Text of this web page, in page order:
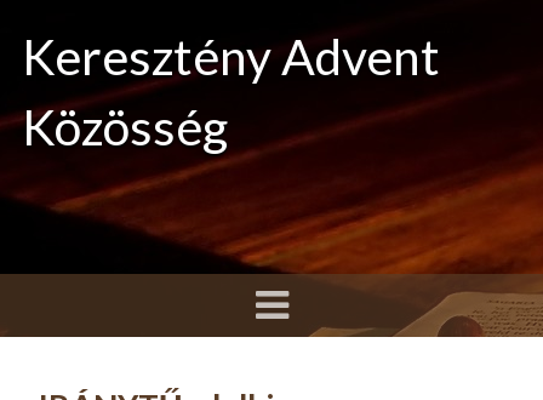
Keresztény Advent
Közösség